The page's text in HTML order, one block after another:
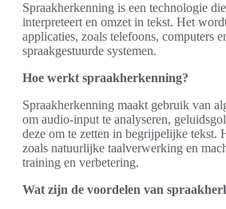
Spraakherkenning is een technologie
interpreteert en omzet in tekst. Het
applicaties, zoals telefoons, computers
spraakgestuurde systemen.
Hoe werkt spraakherkenning?
Spraakherkenning maakt gebruik van
om audio-input te analyseren,
deze om te zetten in begrijpelijke tekst.
zoals natuurlijke taalverwerking en
training en verbetering.
Wat zijn de voordelen van